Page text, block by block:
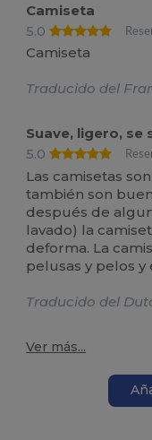
Camiseta
5.0
Camiseta
Traducido del
Suave, ligero, se
5.0
Las camisetas
también son
después de
lavado) la
deforma. La
pelusas y pelos y
Traducido del
Ver más...